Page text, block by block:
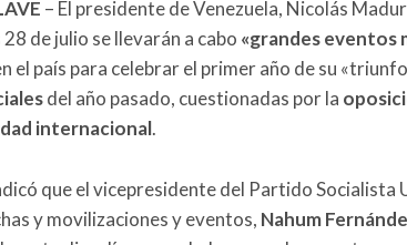
– El presidente de Venezuela, Nicolás
de julio se llevarán a cabo «grandes eventos
el país para celebrar el primer año de su
del año pasado, cuestionadas por la
internacional.
que el vicepresidente del Partido Socialista
y movilizaciones y eventos, Nahum